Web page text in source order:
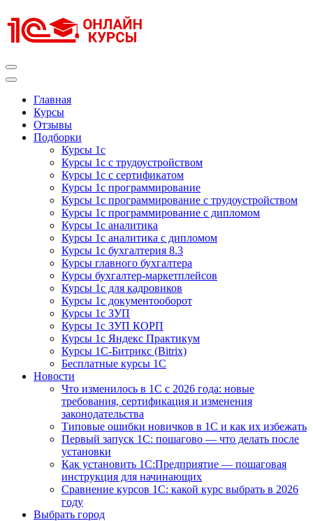
к
содержимому
Главная
Курсы
Отзывы
Подборки
Курсы 1с
Курсы 1с с трудоустройством
Курсы 1с с сертификатом
Курсы 1с программирование
Курсы 1с программирование с трудоустройством
Курсы 1с программирование с дипломом
Курсы 1с аналитика
Курсы 1с аналитика с дипломом
Курсы 1с бухгалтерия 8.3
Курсы главного бухгалтера
Курсы бухгалтер-маркетплейсов
Курсы 1с для кадровиков
Курсы 1с документооборот
Курсы 1с ЗУП
Курсы 1с ЗУП КОРП
Курсы 1с Яндекс Практикум
Курсы 1С-Битрикс (Bitrix)
Бесплатные курсы 1С
Новости
Что изменилось в 1С с 2026 года: новые
требования, сертификация и изменения
законодательства
Типовые ошибки новичков в 1С и как их избежать
Первый запуск 1С: пошагово — что делать после
установки
Как установить 1С:Предприятие — пошаговая
инструкция для начинающих
Сравнение курсов 1С: какой курс выбрать в 2026
году
Выбрать город